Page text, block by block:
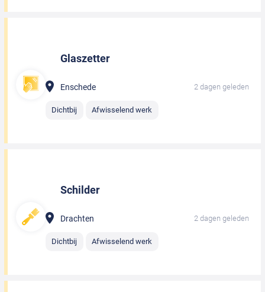
Glaszetter
Enschede 2 dagen geleden
Dichtbij Afwisselend werk
Schilder
Drachten 2 dagen geleden
Dichtbij Afwisselend werk